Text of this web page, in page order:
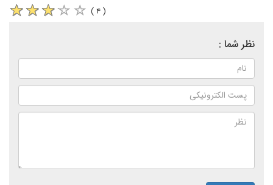
( ۴ )
نظر شما :